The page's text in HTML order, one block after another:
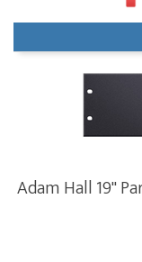
Adam Hall 19"